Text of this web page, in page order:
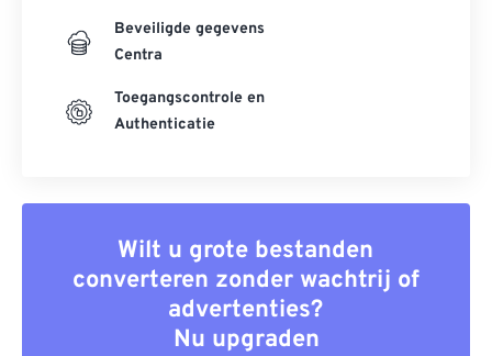
Beveiligde gegevens
Centra
Toegangscontrole en
Authenticatie
Wilt u grote bestanden
converteren zonder wachtrij of
advertenties?
Nu upgraden